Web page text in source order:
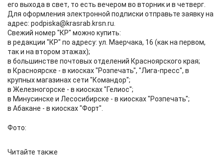
его выхода в свет, то есть вечером во вторник и в четверг.
Для оформления электронной подписки отправьте заявку на
адрес: podpiska@krasrab.krsn.ru.
Свежий номер "КР" можно купить:
в редакции "КР" по адресу: ул. Маерчака, 16 (как на первом,
так и на втором этажах);
в большинстве почтовых отделений Красноярского края;
в Красноярске - в киосках "Розпечать", "Лига-пресс", в
крупных магазинах сети "Командор";
в Железногорске - в киосках "Гелиос";
в Минусинске и Лесосибирске - в киосках "Розпечать";
в Абакане - в киосках "Форт".
Фото:
Читайте также